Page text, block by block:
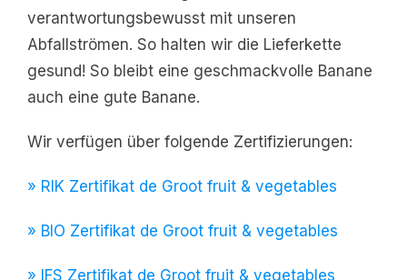
verantwortungsbewusst mit unseren
Abfallströmen. So halten wir die Lieferkette
gesund! So bleibt eine geschmackvolle Banane
auch eine gute Banane.
Wir verfügen über folgende Zertifizierungen:
» RIK Zertifikat de Groot fruit & vegetables
» BIO Zertifikat de Groot fruit & vegetables
» IFS Zertifikat de Groot fruit & vegetables